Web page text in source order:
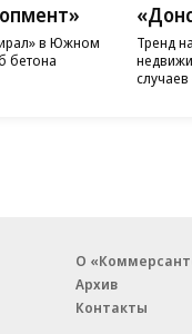
в Южном
бетона
Тренд
О
Архив
Контакты